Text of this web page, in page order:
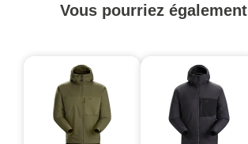
Vous pourriez également